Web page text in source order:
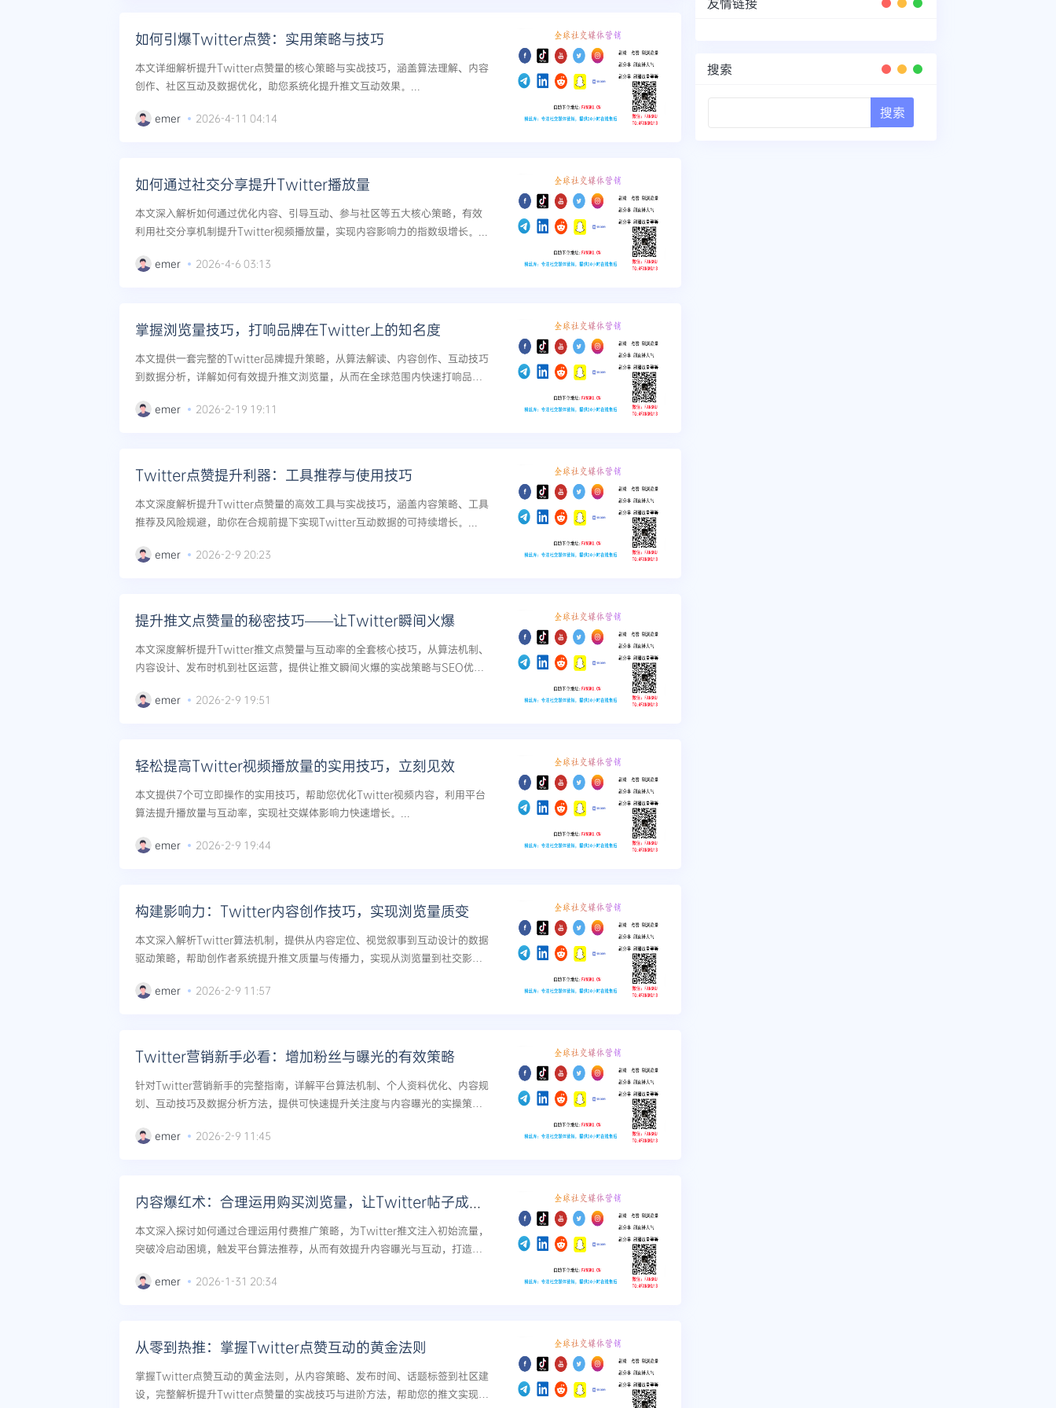
如何引爆Twitter点赞：实用策略与技巧
本文详细解析提升Twitter点赞量的核心策略与实战技巧，涵盖算法理解、内容
创作、社区互动及数据优化，助您系统化提升推文互动效果。...
emer 2026-4-11 04:14
如何通过社交分享提升Twitter播放量
本文深入解析如何通过优化内容、引导互动、参与社区等五大核心策略，有效
利用社交分享机制提升Twitter视频播放量，实现内容影响力的指数级增长。...
emer 2026-4-6 03:13
掌握浏览量技巧，打响品牌在Twitter上的知名度
本文提供一套完整的Twitter品牌提升策略，从算法解读、内容创作、互动技巧
到数据分析，详解如何有效提升推文浏览量，从而在全球范围内快速打响品牌
emer 2026-2-19 19:11
Twitter点赞提升利器：工具推荐与使用技巧
本文深度解析提升Twitter点赞量的高效工具与实战技巧，涵盖内容策略、工具
推荐及风险规避，助你在合规前提下实现Twitter互动数据的可持续增长。...
emer 2026-2-9 20:23
提升推文点赞量的秘密技巧——让Twitter瞬间火爆
本文深度解析提升Twitter推文点赞量与互动率的全套核心技巧，从算法机制、
内容设计、发布时机到社区运营，提供让推文瞬间火爆的实战策略与SEO优化
emer 2026-2-9 19:51
轻松提高Twitter视频播放量的实用技巧，立刻见效
本文提供7个可立即操作的实用技巧，帮助您优化Twitter视频内容，利用平台
算法提升播放量与互动率，实现社交媒体影响力快速增长。...
emer 2026-2-9 19:44
构建影响力：Twitter内容创作技巧，实现浏览量质变
本文深入解析Twitter算法机制，提供从内容定位、视觉叙事到互动设计的数据
驱动策略，帮助创作者系统提升推文质量与传播力，实现从浏览量到社交影响
emer 2026-2-9 11:57
Twitter营销新手必看：增加粉丝与曝光的有效策略
针对Twitter营销新手的完整指南，详解平台算法机制、个人资料优化、内容规
划、互动技巧及数据分析方法，提供可快速提升关注度与内容曝光的实操策
emer 2026-2-9 11:45
内容爆红术：合理运用购买浏览量，让Twitter帖子成为焦点
本文深入探讨如何通过合理运用付费推广策略，为Twitter推文注入初始流量，
突破冷启动困境，触发平台算法推荐，从而有效提升内容曝光与互动，打造热
emer 2026-1-31 20:34
从零到热推：掌握Twitter点赞互动的黄金法则
掌握Twitter点赞互动的黄金法则，从内容策略、发布时间、话题标签到社区建
设，完整解析提升Twitter点赞量的实战技巧与进阶方法，帮助您的推文实现从
搜索